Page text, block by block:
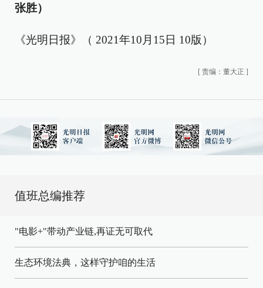
张胜）
《光明日报》（ 2021年10月15日 10版）
[ 责编：董大正 ]
值班总编推荐
"电影+"带动产业链,再证无可取代
生态环境法典，这样守护咱的生活